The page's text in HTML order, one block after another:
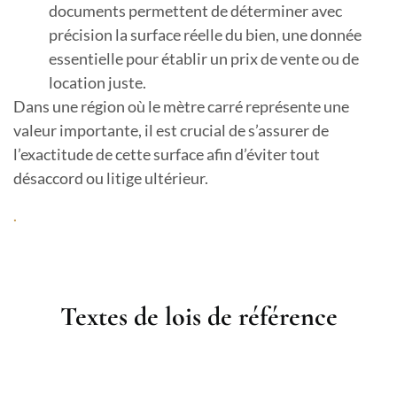
documents permettent de déterminer avec
précision la surface réelle du bien, une donnée
essentielle pour établir un prix de vente ou de
location juste.
Dans une région où le mètre carré représente une
valeur importante, il est crucial de s’assurer de
l’exactitude de cette surface afin d’éviter tout
désaccord ou litige ultérieur.
.
Textes de lois de référence